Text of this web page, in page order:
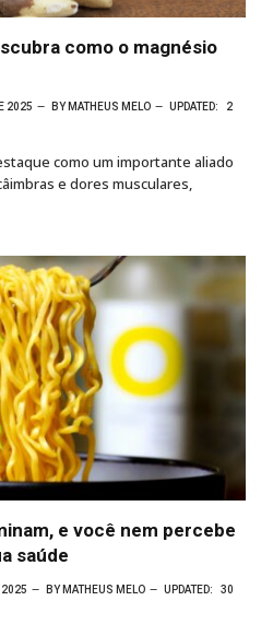
como o magnésio
2025 BY MATHEUS MELO UPDATED:
2
como um importante aliado
e dores musculares,
e você nem percebe
saúde
2025 BY MATHEUS MELO UPDATED:
30